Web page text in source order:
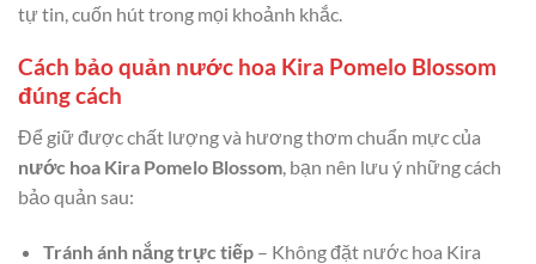
tự tin, cuốn hút trong mọi khoảnh khắc.
Cách bảo quản nước hoa Kira Pomelo Blossom
đúng cách
Để giữ được chất lượng và hương thơm chuẩn mực của
nước hoa Kira Pomelo Blossom, bạn nên lưu ý những cách
bảo quản sau:
Tránh ánh nắng trực tiếp– Không đặt nước hoa Kira